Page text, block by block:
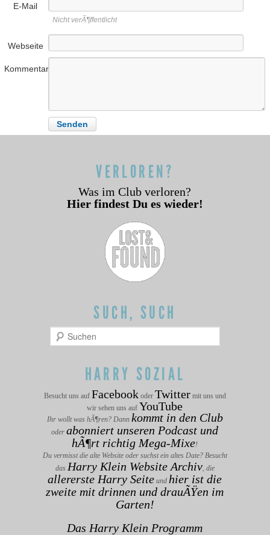
E-Mail
Nicht verÃ¶ffentlicht
Webseite
Kommentar
VERLOREN?
Was im Club verloren?
Hier findest Du es wieder!
SUCH, SUCH
Suchen
HARRY SOZIAL
Besucht uns auf Facebookoder Twittermit uns und
wir sehen uns auf YouTube
Ihr wollt was hÃ¶ren? Dann kommt in den Club
oderabonniert unseren Podcast und
hÃ¶rt richtig Mega-Mixe!
Du vermisst die alte Website oder suchst ein altes Date? Besucht
das Harry Klein Website Archiv, die
allererste Harry Seite undhier ist die
zweite mit drinnen und drauÃŸen im
Garten!
Das Harry Klein Programm